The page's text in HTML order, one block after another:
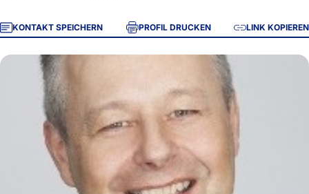
KONTAKT SPEICHERN PROFIL DRUCKEN LINK KOPIEREN